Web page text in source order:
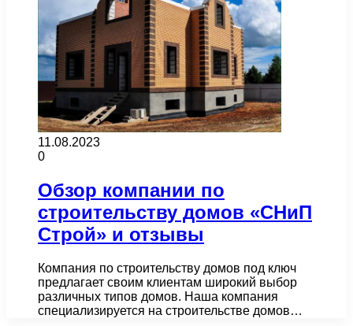
11.08.2023
0
Обзор компании по
строительству домов «СНиП
Строй» и отзывы
Компания по строительству домов под ключ
предлагает своим клиентам широкий выбор
различных типов домов. Наша компания
специализируется на строительстве домов…